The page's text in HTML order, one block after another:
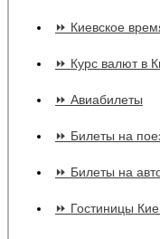
⏩ Киевское
⏩ Курс валют в
⏩ Авиабилеты
⏩ Билеты на
⏩ Билеты на
⏩ Гостиницы